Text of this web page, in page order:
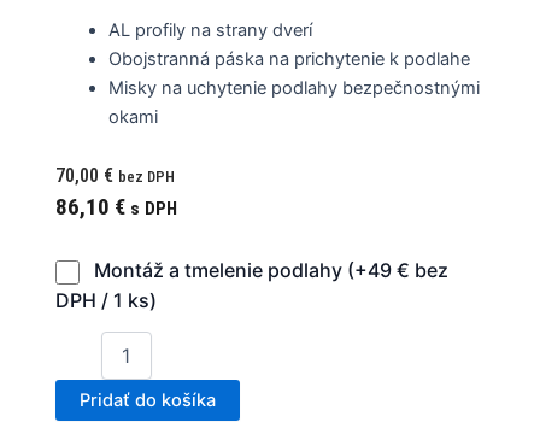
AL profily na strany dverí
Obojstranná páska na prichytenie k podlahe
Misky na uchytenie podlahy bezpečnostnými
okami
70,00 € bez DPH
86,10 € s DPH
Montáž a tmelenie podlahy (+49 € bez
DPH / 1 ks)
Pridať do košíka